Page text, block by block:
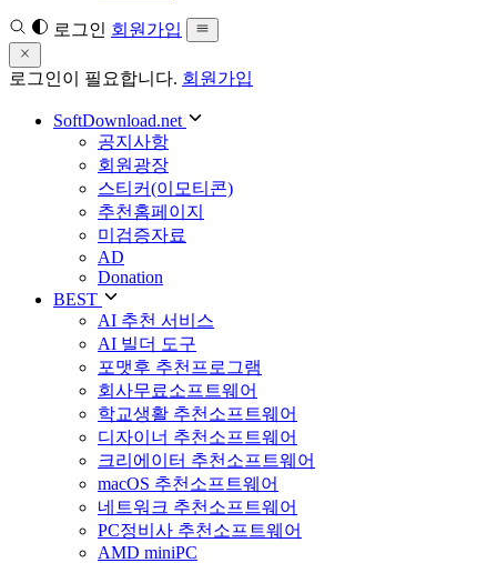
로그인 회원가입
로그인이 필요합니다. 회원가입
SoftDownload.net
공지사항
회원광장
스티커(이모티콘)
추천홈페이지
미검증자료
AD
Donation
BEST
AI 추천 서비스
AI 빌더 도구
포맷후 추천프로그램
회사무료소프트웨어
학교생활 추천소프트웨어
디자이너 추천소프트웨어
크리에이터 추천소프트웨어
macOS 추천소프트웨어
네트워크 추천소프트웨어
PC정비사 추천소프트웨어
AMD miniPC